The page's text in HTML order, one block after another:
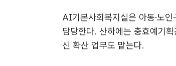
AI기본사회복지실은 아동·노
담당한다. 산하에는 충효예기
신 확산 업무도 맡는다.